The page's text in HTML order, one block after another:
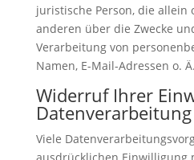
juristische Person, die allein
anderen über die Zwecke
Verarbeitung von
Namen, E-Mail-Adressen o.
Widerruf Ihrer
Datenverarbeitung
Viele